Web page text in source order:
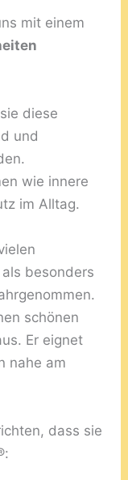
mit einem
diese
und
wie innere
im Alltag.
besonders
schönen
Er eignet
nahe am
dass sie